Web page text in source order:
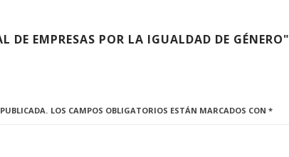
DE EMPRESAS POR LA IGUALDAD DE GÉNERO"
LOS CAMPOS OBLIGATORIOS ESTÁN MARCADOS CON *